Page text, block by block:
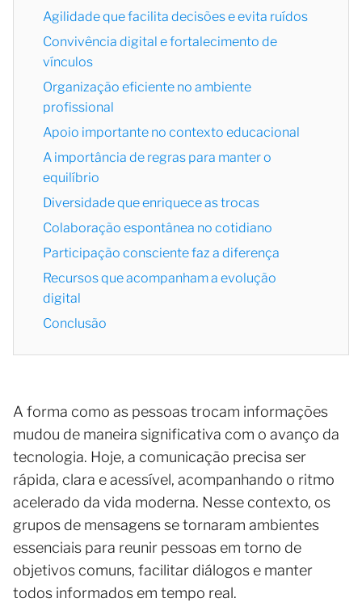
Agilidade que facilita decisões e evita ruídos
Convivência digital e fortalecimento de
vínculos
Organização eficiente no ambiente
profissional
Apoio importante no contexto educacional
A importância de regras para manter o
equilíbrio
Diversidade que enriquece as trocas
Colaboração espontânea no cotidiano
Participação consciente faz a diferença
Recursos que acompanham a evolução
digital
Conclusão
A forma como as pessoas trocam informações
mudou de maneira significativa com o avanço da
tecnologia. Hoje, a comunicação precisa ser
rápida, clara e acessível, acompanhando o ritmo
acelerado da vida moderna. Nesse contexto, os
grupos de mensagens se tornaram ambientes
essenciais para reunir pessoas em torno de
objetivos comuns, facilitar diálogos e manter
todos informados em tempo real.